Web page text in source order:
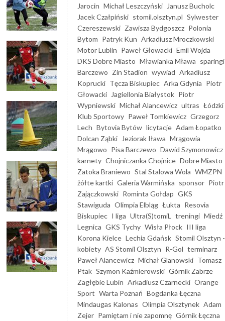
Jarocin Michał Leszczyński
Janusz Bucholc
Jacek Czałpiński stomil.olsztyn.pl Sylwester
Czereszewski Zawisza Bydgoszcz Polonia
Bytom Patryk Kun Arkadiusz Mroczkowski
Motor Lublin Paweł Głowacki Emil Wojda
DKS Dobre Miasto Mławianka Mława sparingi
Barczewo Zin Stadion wywiad Arkadiusz
Koprucki Tęcza Biskupiec Arka Gdynia Piotr
Głowacki
Jagiellonia Białystok Piotr
Wypniewski Michał Alancewicz ultras Łódzki
Klub Sportowy Paweł Tomkiewicz Grzegorz
Lech Bytovia Bytów licytacje Adam Łopatko
Dolcan Ząbki
Jeziorak Iława Mrągowia
Mrągowo Pisa Barczewo Dawid Szymonowicz
karnety Chojniczanka Chojnice Dobre Miasto
Zatoka Braniewo Stal Stalowa Wola WMZPN
żółte kartki Galeria Warmińska sponsor Piotr
Zajączkowski Rominta Gołdap GKS
Stawiguda Olimpia Elbląg Łukta Resovia
Biskupiec I liga Ultra(S)tomiL treningi Miedź
Legnica GKS Tychy Wisła Płock III liga
Korona Kielce Lechia Gdańsk Stomil Olsztyn -
kobiety AS Stomil Olsztyn R-Gol terminarz
Paweł Alancewicz Michał Glanowski Tomasz
Ptak Szymon Kaźmierowski Górnik Zabrze
Zagłębie Lubin Arkadiusz Czarnecki Orange
Sport Warta Poznań Bogdanka Łęczna
Mindaugas Kalonas Olimpia Olsztynek Adam
Zejer Pamiętam i nie zapomnę Górnik Łęczna